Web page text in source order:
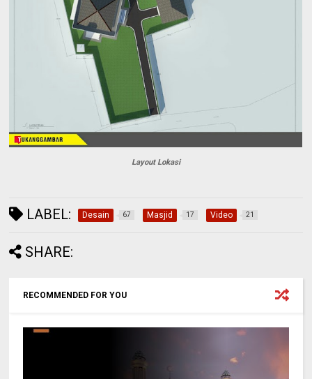
Layout Lokasi
LABEL: Desain 67 Masjid 17 Video 21
SHARE:
RECOMMENDED FOR YOU